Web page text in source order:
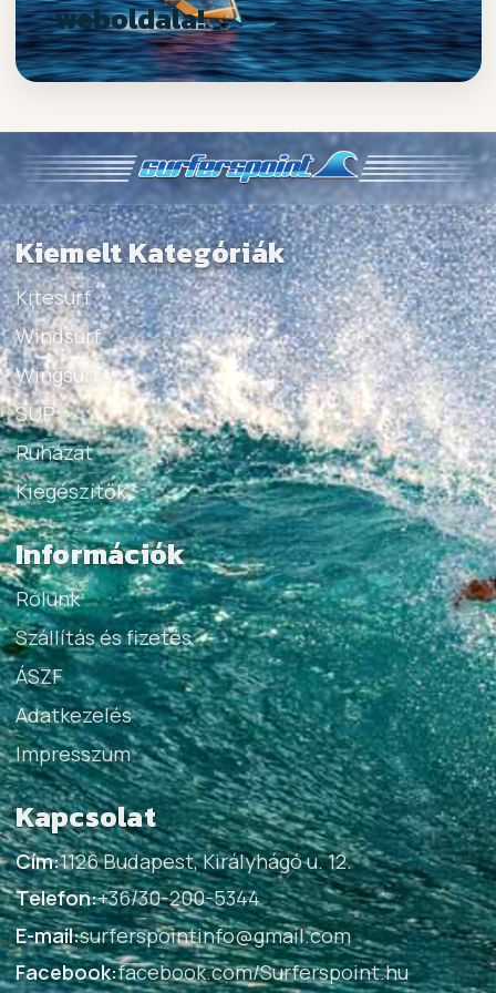
weboldala!
Kiemelt Kategóriák
Kitesurf
Windsurf
Wingsurf
SUP
Ruházat
Kiegészítők
Információk
Rólunk
Szállítás és fizetés
ÁSZF
Adatkezelés
Impresszum
Kapcsolat
Cím:1126 Budapest, Királyhágó u. 12.
Telefon:+36/30-200-5344
E-mail:surferspointinfo@gmail.com
Facebook:facebook.com/Surferspoint.hu